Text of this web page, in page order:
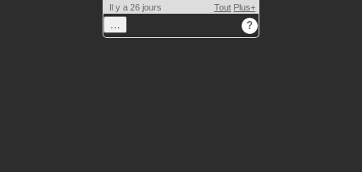
Il y a 26 jours
Tout Plus+
… ?